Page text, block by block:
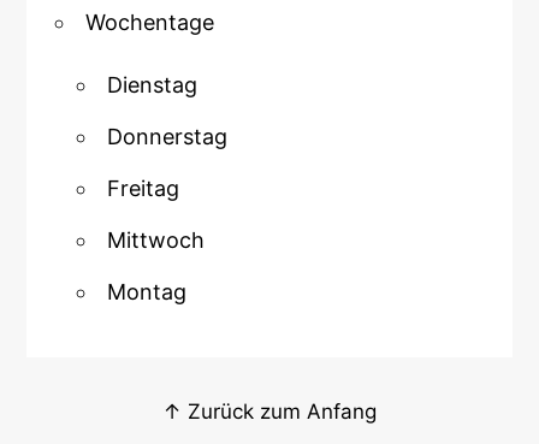
Wochentage
Dienstag
Donnerstag
Freitag
Mittwoch
Montag
↑ Zurück zum Anfang